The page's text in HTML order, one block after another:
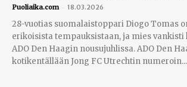
Puoliaika.com - 18.03.2026
28-vuotias suomalaistoppari Diogo Tomas
erikoisista tempauksistaan, ja mies vankisti
ADO Den Haagin nousujuhlissa. ADO Den
kotikentällään Jong FC Utrechtin numeroin...